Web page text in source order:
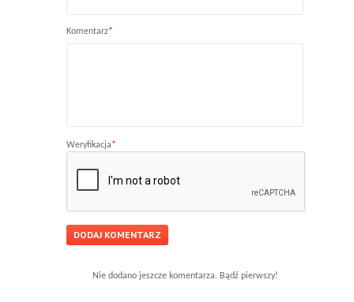
Komentarz*
Weryfikacja*
Nie dodano jeszcze komentarza. Bądź pierwszy!